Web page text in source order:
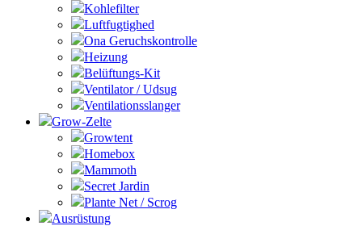
Kohlefilter
Luftfugtighed
Ona Geruchskontrolle
Heizung
Belüftungs-Kit
Ventilator / Udsug
Ventilationsslanger
Grow-Zelte
Growtent
Homebox
Mammoth
Secret Jardin
Plante Net / Scrog
Ausrüstung